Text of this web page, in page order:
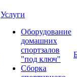
Услуги
Оборудование
домашних
спортзалов
"под ключ"
Сборка